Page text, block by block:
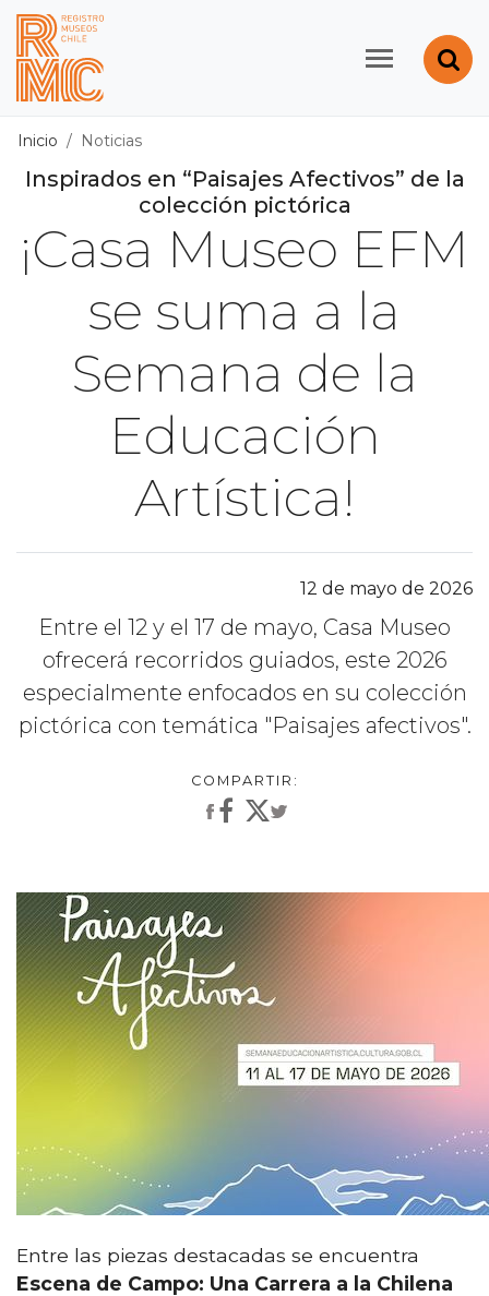
Contenido principal
Registro de Museos
Inicio Noticias
Inspirados en “Paisajes Afectivos” de la
colección pictórica
¡Casa Museo EFM
se suma a la
Semana de la
Educación
Artística!
12 de mayo de 2026
Entre el 12 y el 17 de mayo, Casa Museo
ofrecerá recorridos guiados, este 2026
especialmente enfocados en su colección
pictórica con temática "Paisajes afectivos".
Entre las piezas destacadas se encuentra
Escena de Campo: Una Carrera a la Chilena